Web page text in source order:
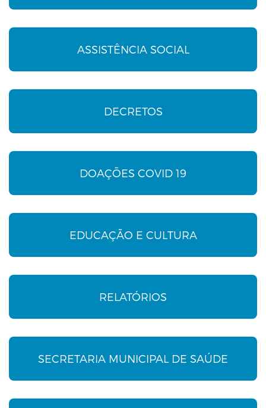
ASSISTÊNCIA SOCIAL
DECRETOS
DOAÇÕES COVID 19
EDUCAÇÃO E CULTURA
RELATÓRIOS
SECRETARIA MUNICIPAL DE SAÚDE